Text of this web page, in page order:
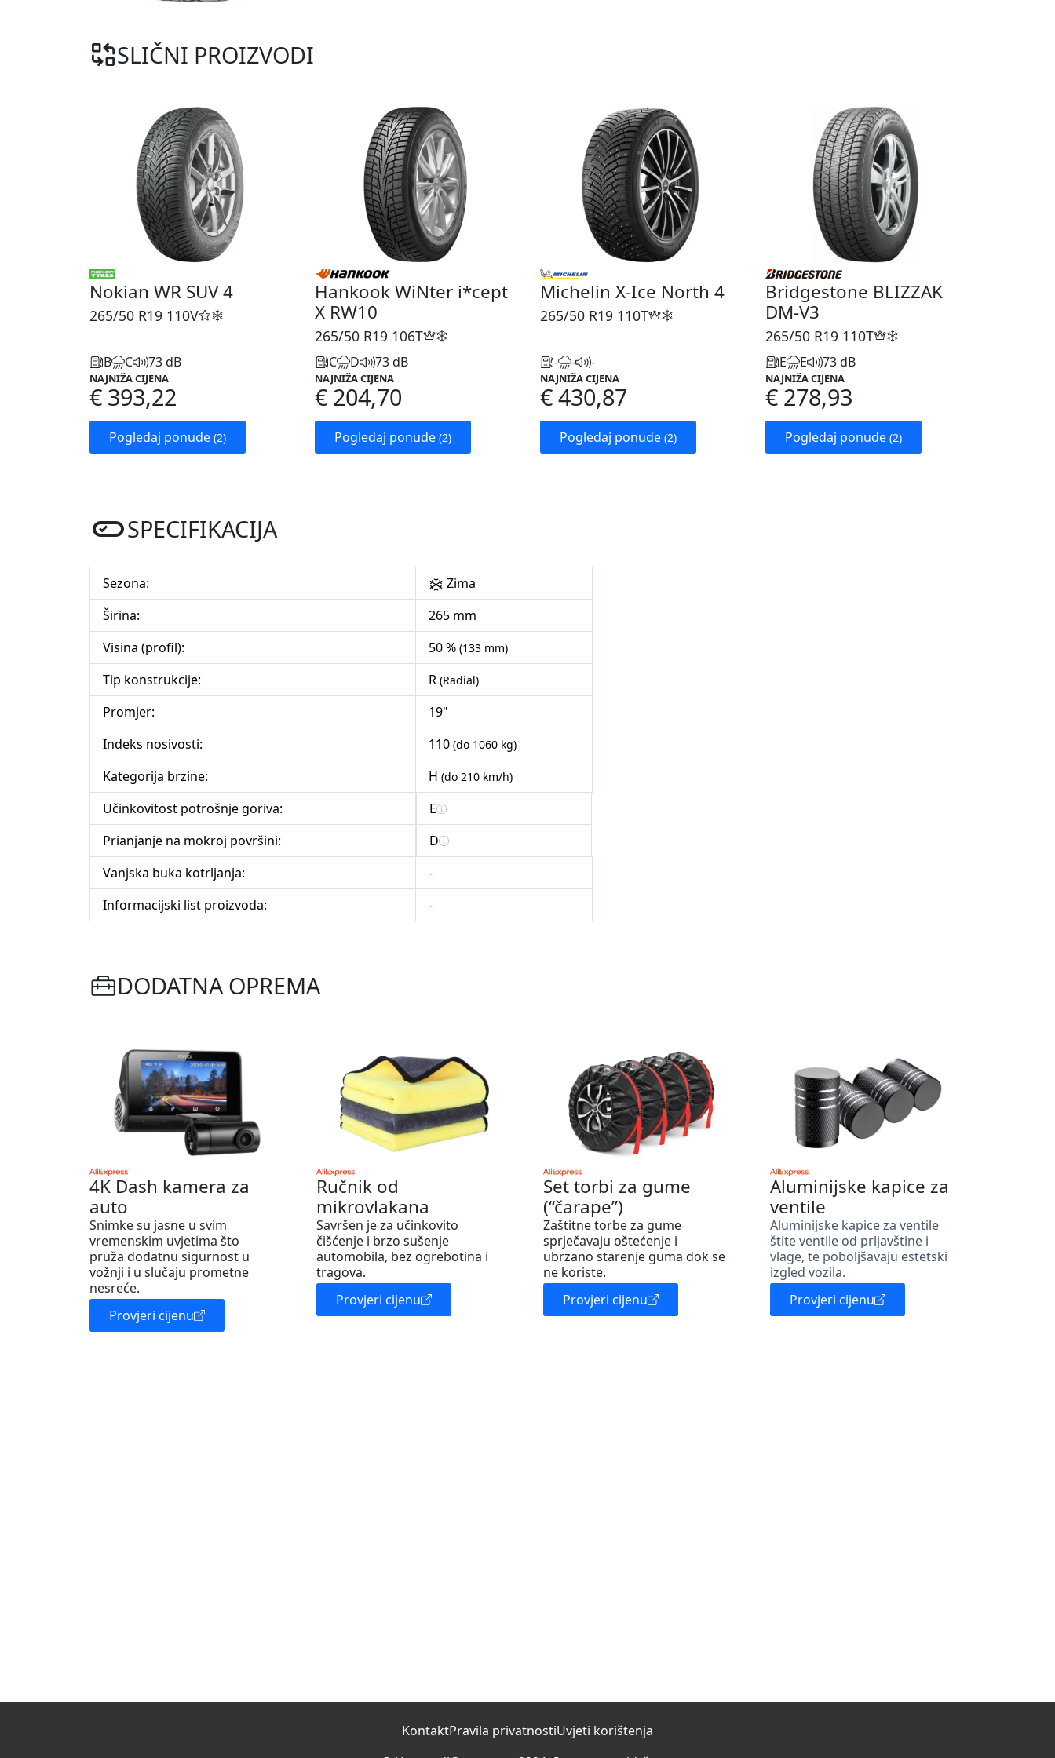
SLIČNI PROIZVODI
Nokian WR SUV 4
265/50 R19 110V
B C 73 dB
NAJNIŽA CIJENA
€ 393,22
Pogledaj ponude (2)
Hankook WiNter i*cept
X RW10
265/50 R19 106T
C D 73 dB
NAJNIŽA CIJENA
€ 204,70
Pogledaj ponude (2)
Michelin X-Ice North 4
265/50 R19 110T
- - -
NAJNIŽA CIJENA
€ 430,87
Pogledaj ponude (2)
Bridgestone BLIZZAK
DM-V3
265/50 R19 110T
E E 73 dB
NAJNIŽA CIJENA
€ 278,93
Pogledaj ponude (2)
SPECIFIKACIJA
Sezona:
Zima
Širina:
265 mm
Visina (profil):
50 % (133 mm)
Tip konstrukcije: R (Radial)
Promjer:
19"
Indeks nosivosti:
110 (do 1060 kg)
Kategorija brzine: H (do 210 km/h)
Učinkovitost potrošnje goriva:
E
Prianjanje na mokroj površini:
D
Vanjska buka kotrljanja:
-
Informacijski list proizvoda:
-
DODATNA OPREMA
4K Dash kamera za
auto
Snimke su jasne u svim
vremenskim uvjetima što
pruža dodatnu sigurnost u
vožnji i u slučaju prometne
nesreće.
Provjeri cijenu
Ručnik od
mikrovlakana
Savršen je za učinkovito
čišćenje i brzo sušenje
automobila, bez ogrebotina i
tragova.
Provjeri cijenu
Set torbi za gume
(“čarape”)
Zaštitne torbe za gume
sprječavaju oštećenje i
ubrzano starenje guma dok se
ne koriste.
Provjeri cijenu
Aluminijske kapice za
ventile
Aluminijske kapice za ventile
štite ventile od prljavštine i
vlage, te poboljšavaju estetski
izgled vozila.
Provjeri cijenu
KontaktPravila privatnostiUvjeti korištenja